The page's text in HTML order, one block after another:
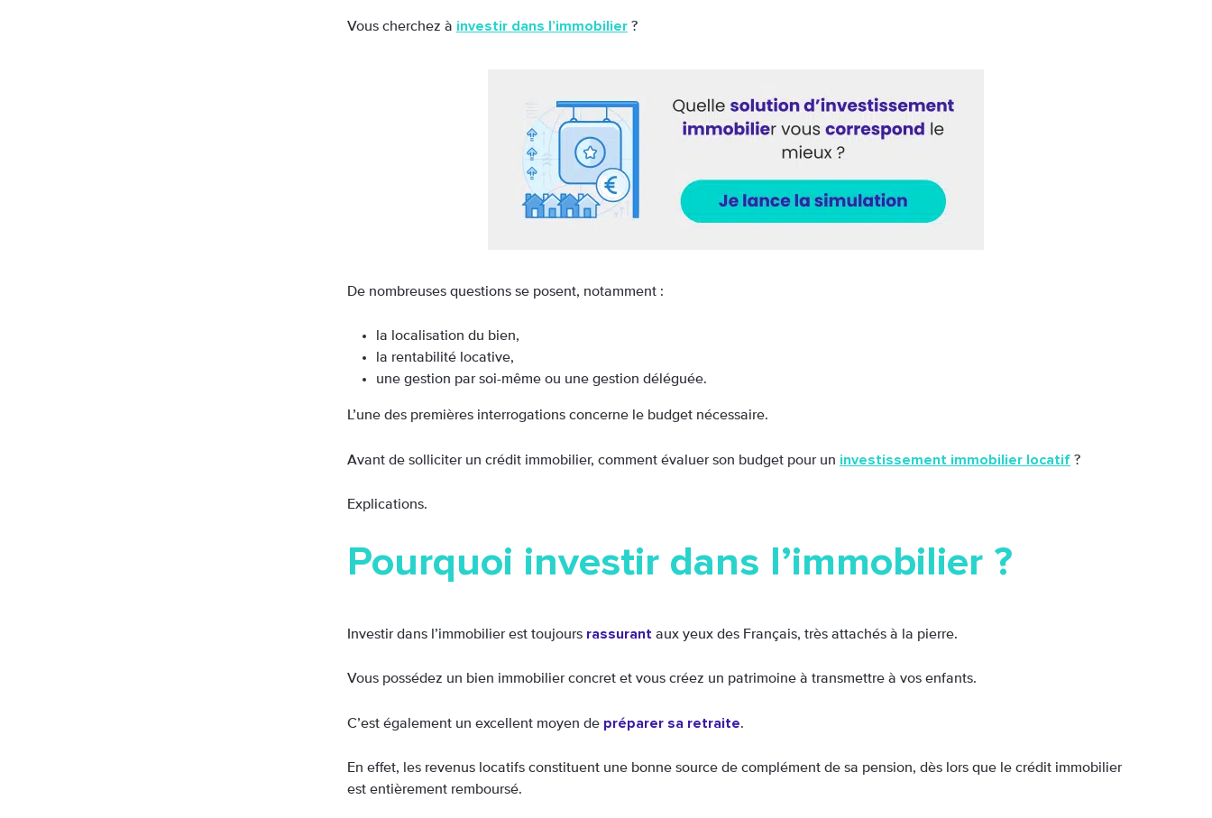
Vous cherchez à investir dans l’immobilier ?
De nombreuses questions se posent, notamment :
la localisation du bien,
la rentabilité locative,
une gestion par soi-même ou une gestion déléguée.
L’une des premières interrogations concerne le budget nécessaire.
Avant de solliciter un crédit immobilier, comment évaluer son budget pour un investissement immobilier locatif ?
Explications.
Pourquoi investir dans l’immobilier ?
Investir dans l’immobilier est toujours rassurant aux yeux des Français, très attachés à la pierre.
Vous possédez un bien immobilier concret et vous créez un patrimoine à transmettre à vos enfants.
C’est également un excellent moyen de préparer sa retraite.
En effet, les revenus locatifs constituent une bonne source de complément de sa pension, dès lors que le crédit immobilier
est entièrement remboursé.